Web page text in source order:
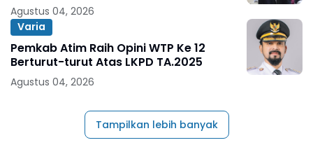
Agustus 04, 2026
Varia
Pemkab Atim Raih Opini WTP Ke 12
Berturut-turut Atas LKPD TA.2025
Agustus 04, 2026
Tampilkan lebih banyak